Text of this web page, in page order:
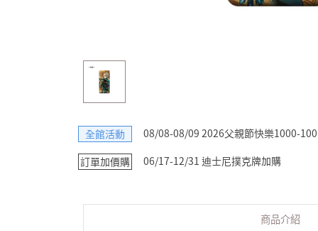
全館活動
08/08-08/09 2026父親節快樂1000-100
訂單加價購
06/17-12/31 迪士尼撲克牌加購
商品介紹